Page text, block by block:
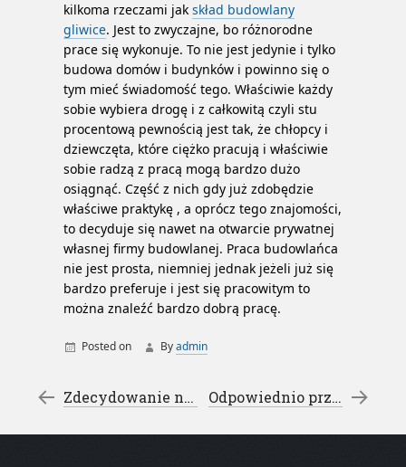
kilkoma rzeczami jak skład budowlany
gliwice. Jest to zwyczajne, bo różnorodne
prace się wykonuje. To nie jest jedynie i tylko
budowa domów i budynków i powinno się o
tym mieć świadomość tego. Właściwie każdy
sobie wybiera drogę i z całkowitą czyli stu
procentową pewnością jest tak, że chłopcy i
dziewczęta, które ciężko pracują i właściwie
sobie radzą z pracą mogą bardzo dużo
osiągnąć. Część z nich gdy już zdobędzie
właściwe praktykę , a oprócz tego znajomości,
to decyduje się nawet na otwarcie prywatnej
własnej firmy budowlanej. Praca budowlańca
nie jest prosta, niemniej jednak jeżeli już się
bardzo preferuje i jest się pracowitym to
można znaleźć bardzo dobrą pracę.
Posted on Byadmin
Post navigation
←
Zdecydowanie najlepszy wybór – praca puławy Odpowiednio przygotowane katalogowanie strony www